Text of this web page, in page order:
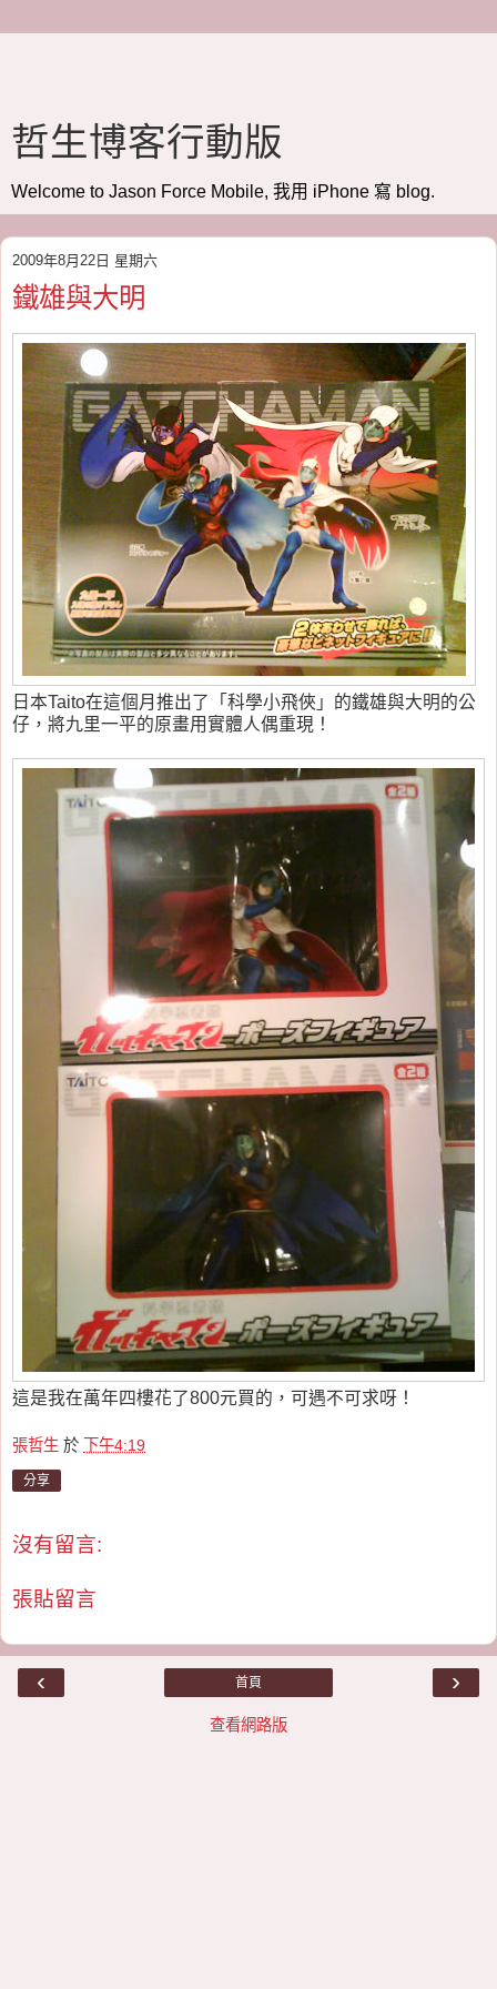
哲生博客行動版
Welcome to Jason Force Mobile, 我用 iPhone 寫 blog.
2009年8月22日 星期六
鐵雄與大明
日本Taito在這個月推出了「科學小飛俠」的鐵雄與大明的公
仔，將九里一平的原畫用實體人偶重現！
這是我在萬年四樓花了800元買的，可遇不可求呀！
張哲生 於 下午4:19
分享
沒有留言:
張貼留言
‹ ›
首頁
查看網路版